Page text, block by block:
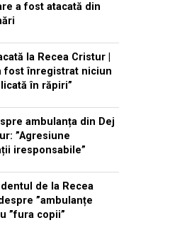
a fost atacată din
la Recea Cristur |
fost înregistrat niciun
în răpiri”
ambulanța din Dej
”Agresiune
iresponsabile”
de la Recea
”ambulanțe
”fura copii”